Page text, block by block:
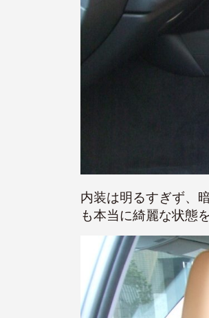
内装は明るすぎず、
も本当に綺麗な状態